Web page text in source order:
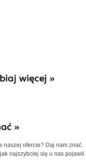
więcej »
»
naszej ofercie? Daj nam znać.
najszybciej się u nas pojawił.